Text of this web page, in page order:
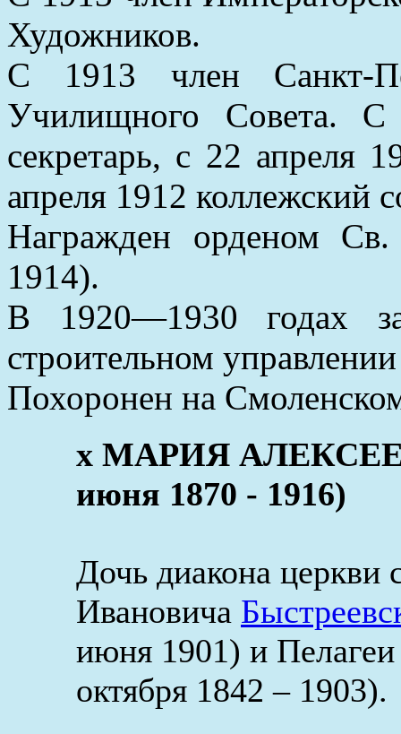
Художников.
С 1913 член Санкт-
Училищного Совета. С
секретарь, с 22 апреля
апреля 1912 коллежский
Награжден орденом
1914).
В 1920—1930 годах
строительном
Похоронен на
x МАРИЯ
июня 1870 - 1916)
Дочь диакона церкви
Ивановича
июня 1901) и
октября 1842 – 1903).